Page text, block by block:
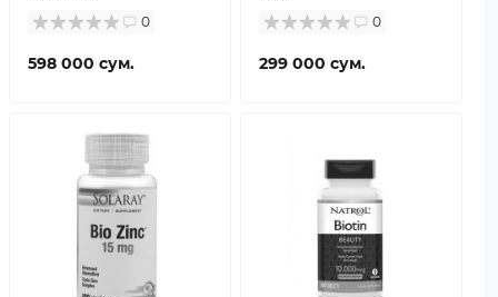
0
598 000 сум.
0
299 000 сум.